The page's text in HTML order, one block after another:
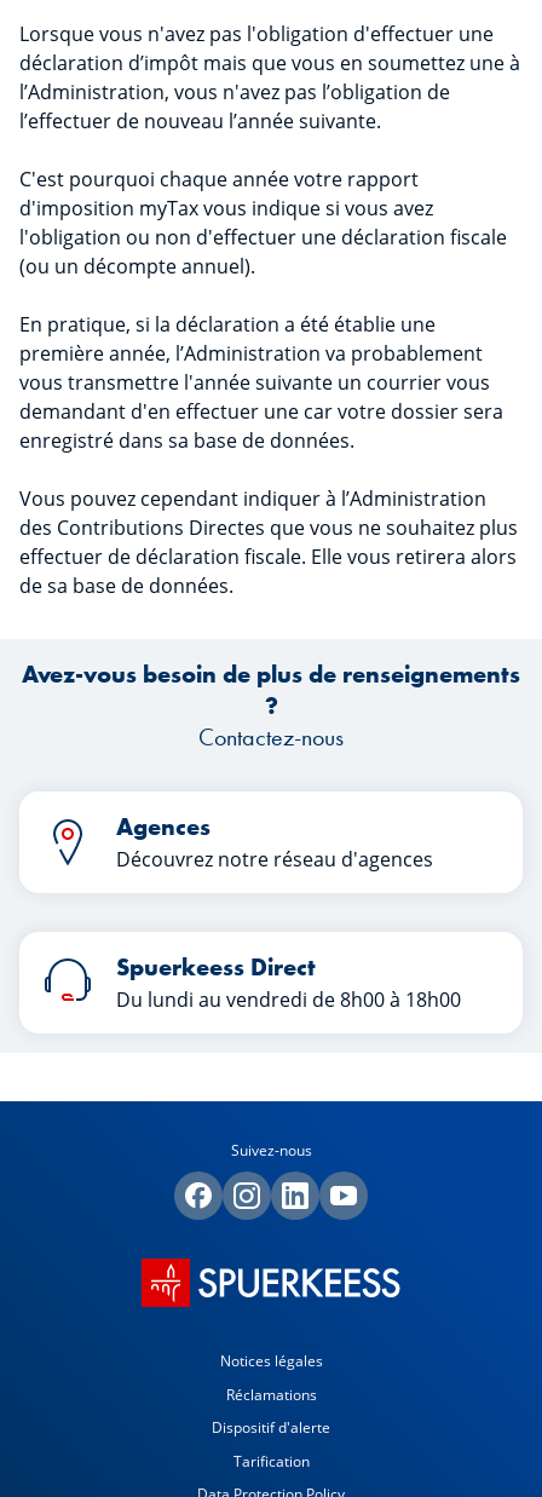
Lorsque vous n'avez pas l'obligation d'effectuer une
déclaration d’impôt mais que vous en soumettez une à
l’Administration, vous n'avez pas l’obligation de
l’effectuer de nouveau l’année suivante.
C'est pourquoi chaque année votre rapport
d'imposition myTax vous indique si vous avez
l'obligation ou non d'effectuer une déclaration fiscale
(ou un décompte annuel).
En pratique, si la déclaration a été établie une
première année, l’Administration va probablement
vous transmettre l'année suivante un courrier vous
demandant d'en effectuer une car votre dossier sera
enregistré dans sa base de données.
Vous pouvez cependant indiquer à l’Administration
des Contributions Directes que vous ne souhaitez plus
effectuer de déclaration fiscale. Elle vous retirera alors
de sa base de données.
Avez-vous besoin de plus de renseignements
?
Contactez-nous
Agences
Découvrez notre réseau d'agences
Spuerkeess Direct
Du lundi au vendredi de 8h00 à 18h00
Suivez-nous
Notices légales
Réclamations
Dispositif d'alerte
Tarification